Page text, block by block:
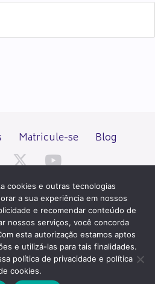
Matricule-se Blog
desde 2000.
E HOSPEDAGEM
cookies e outras tecnologias
a sua experiência em nossos
e recomendar conteúdo de
nossos serviços, você concorda
esta autorização estamos aptos
e utilizá-las para tais finalidades.
política de privacidade e política
cookies.